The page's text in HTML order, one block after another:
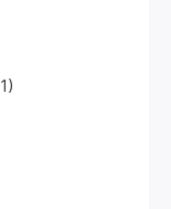
1)